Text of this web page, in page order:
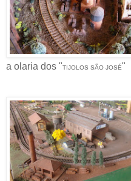
a olaria dos "TIJOLOS SÃO JOSÉ"